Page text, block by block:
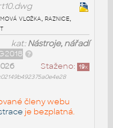
vložka, raznice,
kat:Nástroje, nářadí
Staženo: 19x
členy webu
je bezplatná.